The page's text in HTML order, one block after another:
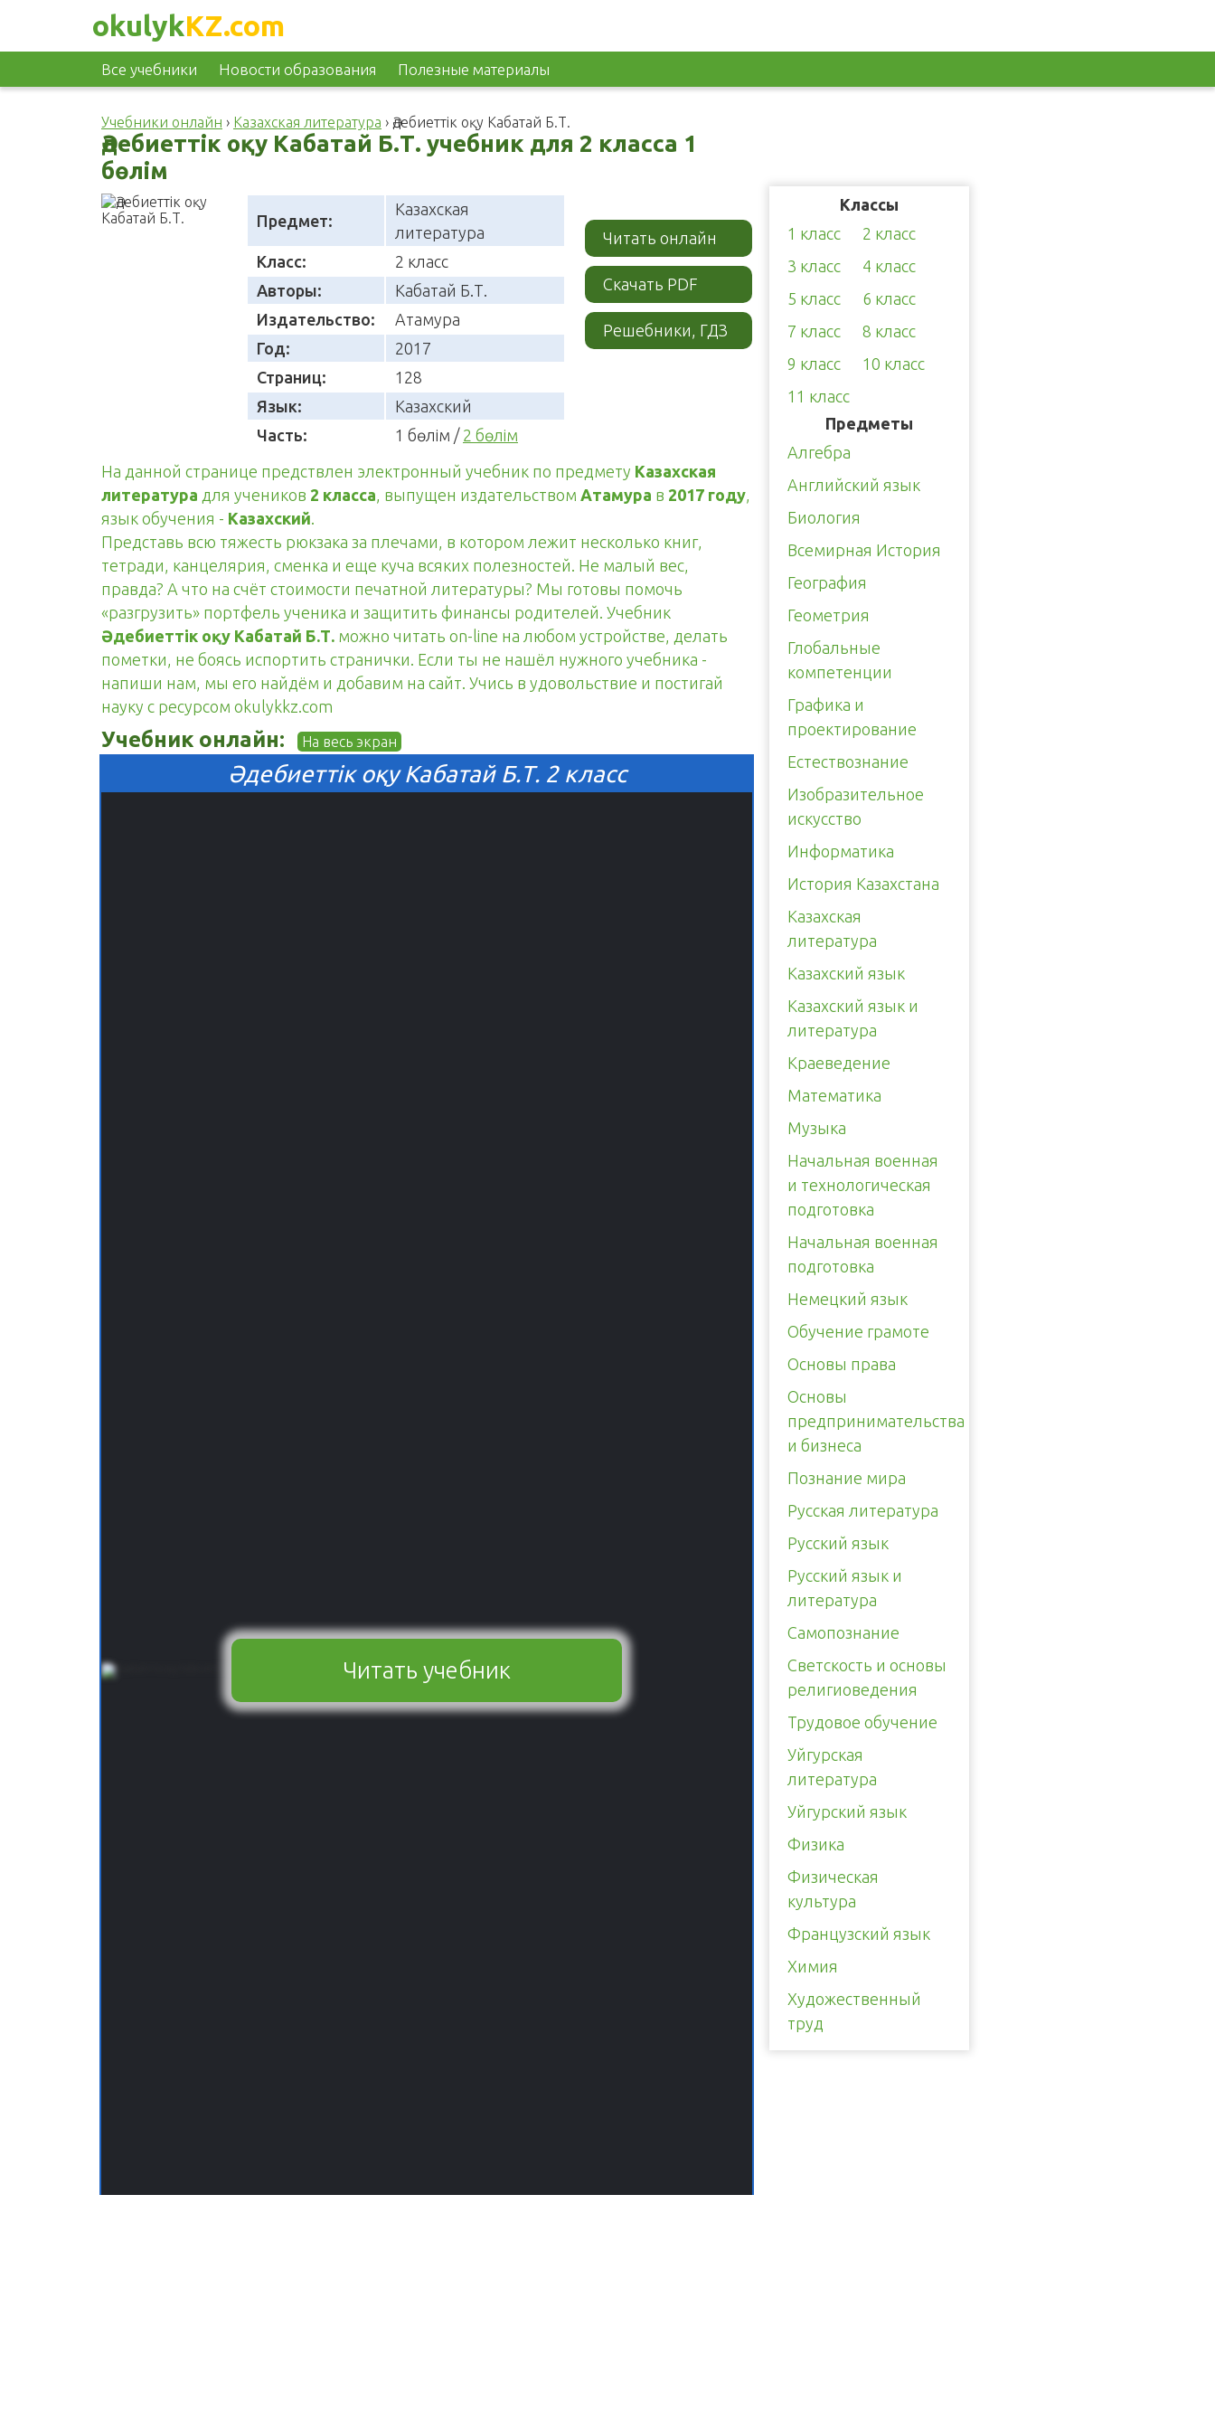
okulykKZ.com
Все учебники Новости образования Полезные материалы
Учебники онлайн › Казахская литература › Әдебиеттік оқу Кабатай Б.Т.
Әдебиеттік оқу Кабатай Б.Т. учебник для 2 класса 1
бөлім
Предмет:
Казахская
литература
Класс:
2 класс
Авторы:
Кабатай Б.Т.
Издательство:
Атамура
Год:
2017
Страниц:
128
Язык:
Казахский
Часть:
1 бөлім / 2 бөлім
Читать онлайн
Скачать PDF
Решебники, ГДЗ
На данной странице предствлен электронный учебник по предмету Казахская
литература для учеников 2 класса, выпущен издательством Атамура в 2017 году,
язык обучения - Казахский.
Представь всю тяжесть рюкзака за плечами, в котором лежит несколько книг,
тетради, канцелярия, сменка и еще куча всяких полезностей. Не малый вес,
правда? А что на счёт стоимости печатной литературы? Мы готовы помочь
«разгрузить» портфель ученика и защитить финансы родителей. Учебник
Әдебиеттік оқу Кабатай Б.Т. можно читать on-line на любом устройстве, делать
пометки, не боясь испортить странички. Если ты не нашёл нужного учебника -
напиши нам, мы его найдём и добавим на сайт. Учись в удовольствие и постигай
науку с ресурсом okulykkz.com
Учебник онлайн: На весь экран
Әдебиеттік оқу Кабатай Б.Т. 2 класс
Читать учебник
Классы
1 класс
2 класс
3 класс
4 класс
5 класс
6 класс
7 класс
8 класс
9 класс
10 класс
11 класс
Предметы
Алгебра
Английский язык
Биология
Всемирная История
География
Геометрия
Глобальные
компетенции
Графика и
проектирование
Естествознание
Изобразительное
искусство
Информатика
История Казахстана
Казахская
литература
Казахский язык
Казахский язык и
литература
Краеведение
Математика
Музыка
Начальная военная
и технологическая
подготовка
Начальная военная
подготовка
Немецкий язык
Обучение грамоте
Основы права
Основы
предпринимательства
и бизнеса
Познание мира
Русская литература
Русский язык
Русский язык и
литература
Самопознание
Светскость и основы
религиоведения
Трудовое обучение
Уйгурская
литература
Уйгурский язык
Физика
Физическая
культура
Французский язык
Химия
Художественный
труд